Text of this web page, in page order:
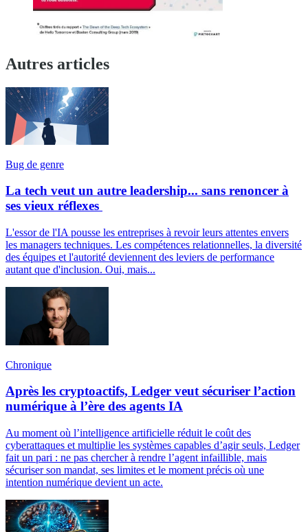
Autres articles
Bug de genre
La tech veut un autre leadership... sans renoncer à
ses vieux réflexes
L'essor de l'IA pousse les entreprises à revoir leurs attentes envers
les managers techniques. Les compétences relationnelles, la diversité
des équipes et l'autorité deviennent des leviers de performance
autant que d'inclusion. Oui, mais...
Chronique
Après les cryptoactifs, Ledger veut sécuriser l’action
numérique à l’ère des agents IA
Au moment où l’intelligence artificielle réduit le coût des
cyberattaques et multiplie les systèmes capables d’agir seuls, Ledger
fait un pari : ne pas chercher à rendre l’agent infaillible, mais
sécuriser son mandat, ses limites et le moment précis où une
intention numérique devient un acte.